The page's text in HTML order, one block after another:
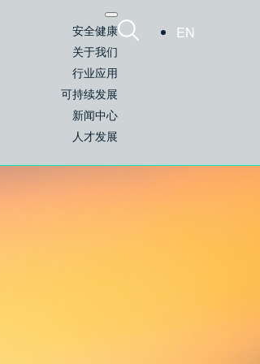
安全健康
关于我们
行业应用
可持续发展
新闻中心
人才发展
EN